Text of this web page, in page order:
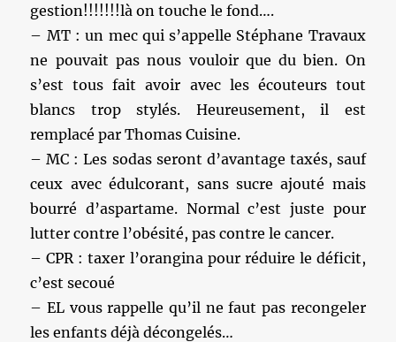
gestion!!!!!!!là on touche le fond….
– MT : un mec qui s’appelle Stéphane Travaux
ne pouvait pas nous vouloir que du bien. On
s’est tous fait avoir avec les écouteurs tout
blancs trop stylés. Heureusement, il est
remplacé par Thomas Cuisine.
– MC : Les sodas seront d’avantage taxés, sauf
ceux avec édulcorant, sans sucre ajouté mais
bourré d’aspartame. Normal c’est juste pour
lutter contre l’obésité, pas contre le cancer.
– CPR : taxer l’orangina pour réduire le déficit,
c’est secoué
– EL vous rappelle qu’il ne faut pas recongeler
les enfants déjà décongelés…